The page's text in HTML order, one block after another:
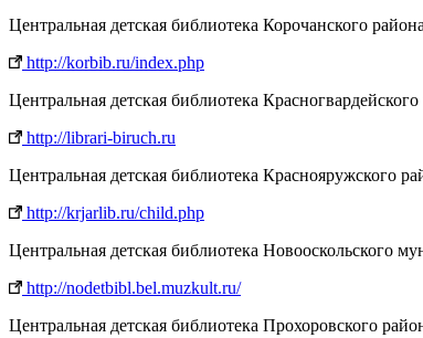
Центральная детская библиотека Корочанского
http://korbib.ru/index.php
Центральная детская библиотека
http://librari-biruch.ru
Центральная детская библиотека Краснояружского
http://krjarlib.ru/child.php
Центральная детская библиотека Новооскольского
http://nodetbibl.bel.muzkult.ru/
Центральная детская библиотека Прохоровского